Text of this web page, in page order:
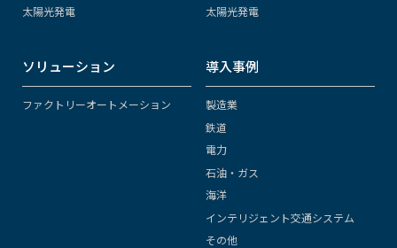
太陽光発電
太陽光発電
ソリューション
ファクトリーオートメーション
導入事例
製造業
鉄道
電力
石油・ガス
海洋
インテリジェント交通システム
その他